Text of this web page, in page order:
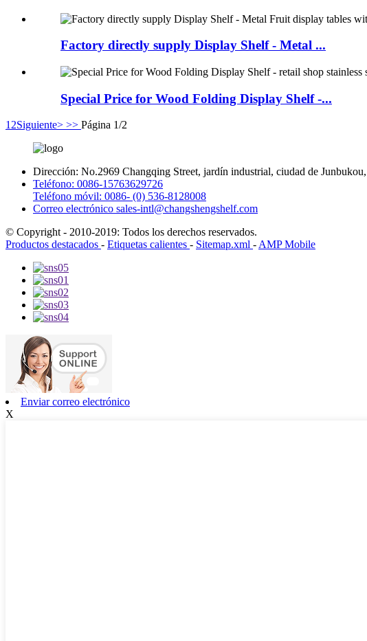
Factory directly supply Display Shelf - Metal ...
Special Price for Wood Folding Display Shelf -...
12Siguiente> >> Página 1/2
Dirección: No.2969 Changqing Street, jardín industrial, ciudad de
Teléfono: 0086-15763629726
Teléfono móvil: 0086- (0) 536-8128008
Correo electrónico sales-intl@changshengshelf.com
© Copyright - 2010-2019: Todos los derechos reservados.
Productos destacados - Etiquetas calientes - Sitemap.xml -AMP Mobile
Enviar correo electrónico
X